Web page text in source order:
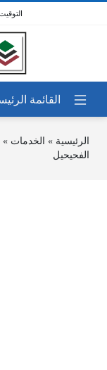
الرئيسية » الخدمات »
الفحيحيل